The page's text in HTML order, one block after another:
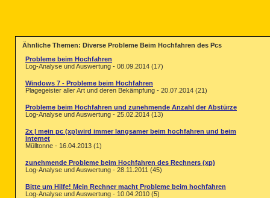
Ähnliche Themen: Diverse Probleme Beim Hochfahren des Pcs
Probleme beim Hochfahren
Log-Analyse und Auswertung - 08.09.2014 (17)
Windows 7 - Probleme beim Hochfahren
Plagegeister aller Art und deren Bekämpfung - 20.07.2014 (21)
Probleme beim Hochfahren und zunehmende Anzahl der Abstürze
Log-Analyse und Auswertung - 25.02.2014 (13)
2x | mein pc (xp)wird immer langsamer beim hochfahren und beim
internet
Mülltonne - 16.04.2013 (1)
zunehmende Probleme beim Hochfahren des Rechners (xp)
Log-Analyse und Auswertung - 28.11.2011 (45)
Bitte um Hilfe! Mein Rechner macht Probleme beim hochfahren
Log-Analyse und Auswertung - 10.04.2010 (5)